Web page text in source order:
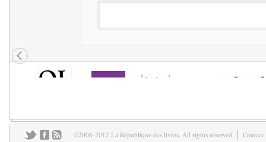
©2006-2012 La République des livres. All rights reserved Contact